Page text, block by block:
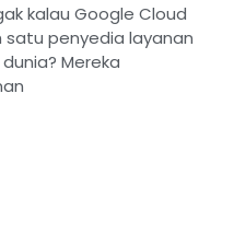
kalau Google Cloud
penyedia layanan
Mereka